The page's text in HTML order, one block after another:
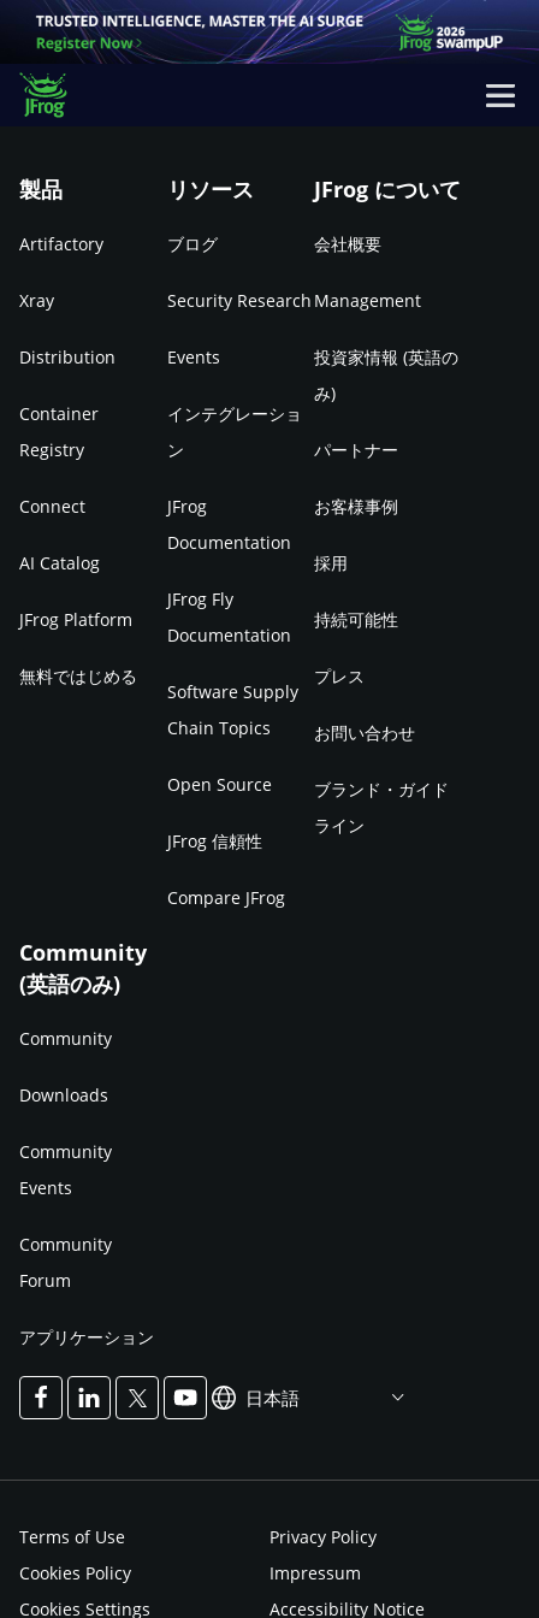
製品
Artifactory
Xray
Distribution
Container
Registry
Connect
AI Catalog
JFrog Platform
無料ではじめる
リソース
ブログ
Security Research
Events
インテグレーショ
ン
JFrog
Documentation
JFrog Fly
Documentation
Software Supply
Chain Topics
Open Source
JFrog 信頼性
Compare JFrog
JFrog について
会社概要
Management
投資家情報 (英語の
み)
パートナー
お客様事例
採用
持続可能性
プレス
お問い合わせ
ブランド・ガイド
ライン
Community
(英語のみ)
Community
Downloads
Community
Events
Community
Forum
アプリケーション
日本語
Terms of Use
Privacy Policy
Cookies Policy
Impressum
Cookies Settings
Accessibility Notice